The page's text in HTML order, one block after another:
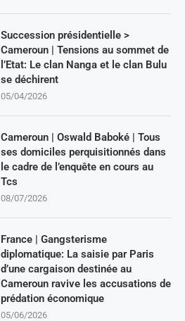
Succession présidentielle >
Cameroun | Tensions au sommet de
l’Etat: Le clan Nanga et le clan Bulu
se déchirent
05/04/2026
Cameroun | Oswald Baboké | Tous
ses domiciles perquisitionnés dans
le cadre de l’enquête en cours au
Tcs
08/07/2026
France | Gangsterisme
diplomatique: La saisie par Paris
d’une cargaison destinée au
Cameroun ravive les accusations de
prédation économique
05/06/2026